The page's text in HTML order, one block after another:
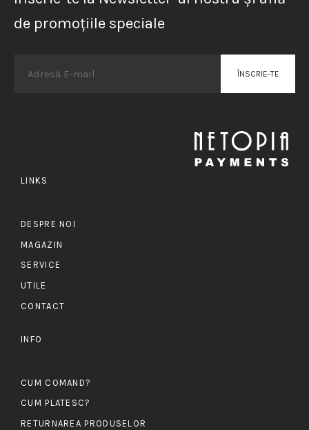
de promoțiile speciale
LINKS
DESPRE NOI
MAGAZIN
SERVICE
UTILE
CONTACT
INFO
CUM COMAND?
CUM PLATESC?
RETURNAREA PRODUSELOR